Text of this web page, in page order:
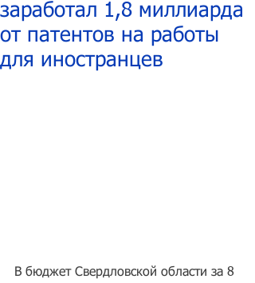
заработал 1,8 миллиарда
от патентов на работы
для иностранцев
В бюджет Свердловской области за 8